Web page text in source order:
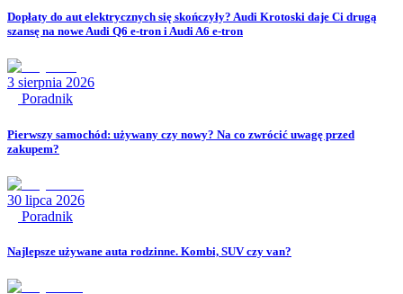
Dopłaty do aut elektrycznych się skończyły? Audi Krotoski daje Ci drugą
szansę na nowe Audi Q6 e-tron i Audi A6 e-tron
3 sierpnia 2026
Poradnik
Pierwszy samochód: używany czy nowy? Na co zwrócić uwagę przed
zakupem?
30 lipca 2026
Poradnik
Najlepsze używane auta rodzinne. Kombi, SUV czy van?